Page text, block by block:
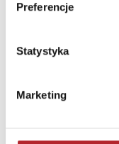
Preferencje
Statystyka
Marketing